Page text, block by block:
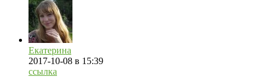
Екатерина
2017-10-08 в 15:39
ссылка